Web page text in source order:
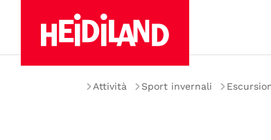
Attività Sport invernali